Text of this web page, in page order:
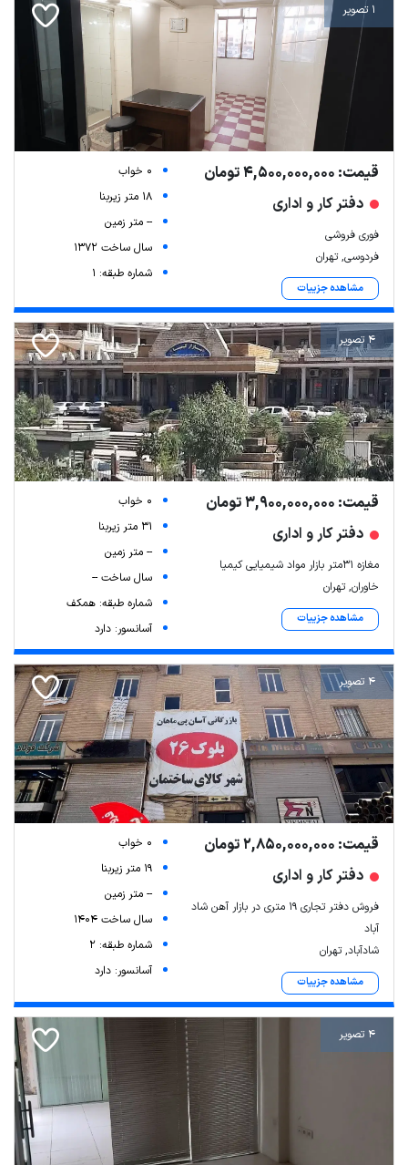
1 تصویر
قیمت: 4,500,000,000 تومان
دفتر کار و اداری
فوری فروشی
فردوسی, تهران
مشاهده جزییات
0 خواب
18 متر زیربنا
-- متر زمین
سال ساخت 1372
شماره طبقه: 1
4 تصویر
قیمت: 3,900,000,000 تومان
دفتر کار و اداری
مغازه ۳۱متر بازار مواد شیمیایی کیمیا
خاوران, تهران
مشاهده جزییات
0 خواب
31 متر زیربنا
-- متر زمین
سال ساخت --
شماره طبقه: همکف
آسانسور: دارد
4 تصویر
قیمت: 2,850,000,000 تومان
دفتر کار و اداری
فروش دفتر تجاری 19 متری در بازار آهن شاد
آباد
شادآباد, تهران
مشاهده جزییات
0 خواب
19 متر زیربنا
-- متر زمین
سال ساخت 1404
شماره طبقه: 2
آسانسور: دارد
4 تصویر